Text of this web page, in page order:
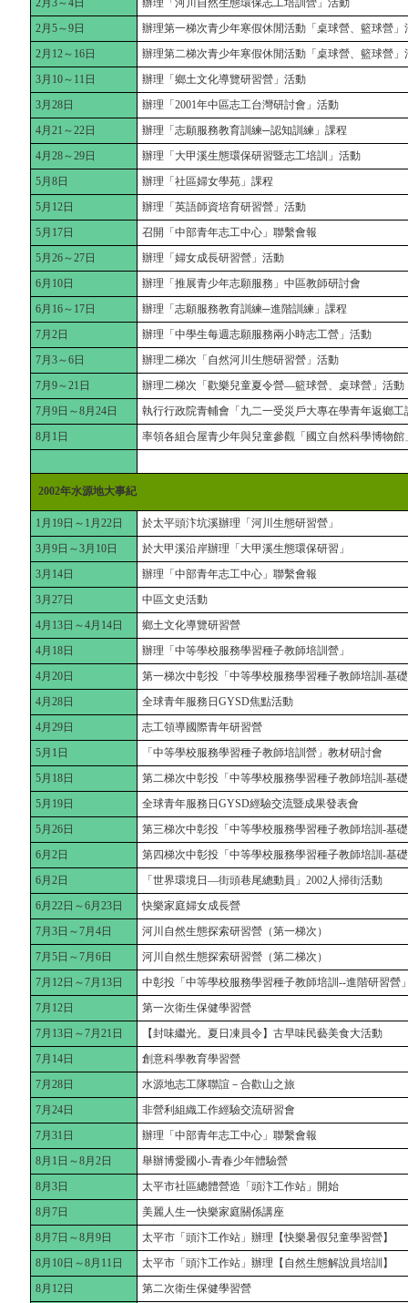
2月3～4日
辦理「河川自然生態環保志工培訓營」活動
2月5～9日
辦理第一梯次青少年寒假休閒活動「桌球營、籃球營」
2月12～16日
辦理第二梯次青少年寒假休閒活動「桌球營、籃球營」
3月10～11日
辦理「鄉土文化導覽研習營」活動
3月28日
辦理「2001年中區志工台灣研討會」活動
4月21～22日
辦理「志願服務教育訓練─認知訓練」課程
4月28～29日
辦理「大甲溪生態環保研習暨志工培訓」活動
5月8日
辦理「社區婦女學苑」課程
5月12日
辦理「英語師資培育研習營」活動
5月17日
召開「中部青年志工中心」聯繫會報
5月26～27日
辦理「婦女成長研習營」活動
6月10日
辦理「推展青少年志願服務」中區教師研討會
6月16～17日
辦理「志願服務教育訓練─進階訓練」課程
7月2日
辦理「中學生每週志願服務兩小時志工營」活動
7月3～6日
辦理二梯次「自然河川生態研習營」活動
7月9～21日
辦理二梯次「歡樂兒童夏令營—籃球營、桌球營」活動
7月9日～8月24日
執行行政院青輔會「九二一受災戶大專在學青年返鄉工
8月1日
率領各組合屋青少年與兒童參觀「國立自然科學博物館
2002年水源地大事紀
1月19日～1月22日
於太平頭汴坑溪辦理「河川生態研習營」
3月9日～3月10日
於大甲溪沿岸辦理「大甲溪生態環保研習」
3月14日
辦理「中部青年志工中心」聯繫會報
3月27日
中區文史活動
4月13日～4月14日
鄉土文化導覽研習營
4月18日
辦理「中等學校服務學習種子教師培訓營」
4月20日
第一梯次中彰投「中等學校服務學習種子教師培訓-基
4月28日
全球青年服務日GYSD焦點活動
4月29日
志工領導國際青年研習營
5月1日
「中等學校服務學習種子教師培訓營」教材研討會
5月18日
第二梯次中彰投「中等學校服務學習種子教師培訓-基
5月19日
全球青年服務日GYSD經驗交流暨成果發表會
5月26日
第三梯次中彰投「中等學校服務學習種子教師培訓-基
6月2日
第四梯次中彰投「中等學校服務學習種子教師培訓-基
6月2日
「世界環境日—街頭巷尾總動員」2002人掃街活動
6月22日～6月23日
快樂家庭婦女成長營
7月3日～7月4日
河川自然生態探索研習營（第一梯次）
7月5日～7月6日
河川自然生態探索研習營（第二梯次）
7月12日～7月13日
中彰投「中等學校服務學習種子教師培訓--進階研習營
7月12日
第一次衛生保健學習營
7月13日～7月21日
【封味繼光。夏日凍員令】古早味民藝美食大活動
7月14日
創意科學教育學習營
7月28日
水源地志工隊聯誼－合歡山之旅
7月24日
非營利組織工作經驗交流研習會
7月31日
辦理「中部青年志工中心」聯繫會報
8月1日～8月2日
舉辦博愛國小-青春少年體驗營
8月3日
太平市社區總體營造「頭汴工作站」開始
8月7日
美麗人生一快樂家庭關係講座
8月7日～8月9日
太平市「頭汴工作站」辦理【快樂暑假兒童學習營】
8月10日～8月11日
太平市「頭汴工作站」辦理【自然生態解說員培訓】
8月12日
第二次衛生保健學習營